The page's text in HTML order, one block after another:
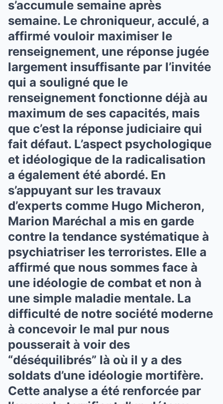
s’accumule semaine après
semaine. Le chroniqueur, acculé, a
affirmé vouloir maximiser le
renseignement, une réponse jugée
largement insuffisante par l’invitée
qui a souligné que le
renseignement fonctionne déjà au
maximum de ses capacités, mais
que c’est la réponse judiciaire qui
fait défaut. L’aspect psychologique
et idéologique de la radicalisation
a également été abordé. En
s’appuyant sur les travaux
d’experts comme Hugo Micheron,
Marion Maréchal a mis en garde
contre la tendance systématique à
psychiatriser les terroristes. Elle a
affirmé que nous sommes face à
une idéologie de combat et non à
une simple maladie mentale. La
difficulté de notre société moderne
à concevoir le mal pur nous
pousserait à voir des
“déséquilibrés” là où il y a des
soldats d’une idéologie mortifère.
Cette analyse a été renforcée par